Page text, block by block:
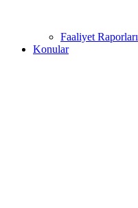
Faaliyet Raporları
Konular